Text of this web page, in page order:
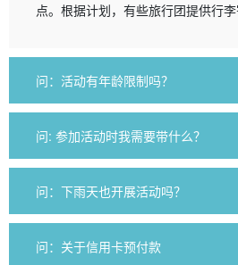
点。根据计划，有些旅行团提供行李
问：活动有年龄限制吗？
问: 参加活动时我需要带什么？
问：下雨天也开展活动吗？
问：关于信用卡预付款